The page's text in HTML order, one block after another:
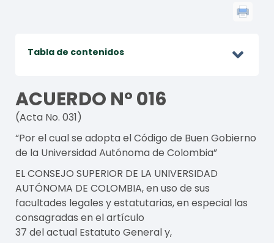
Tabla de contenidos
ACUERDO N° 016
(Acta No. 031)
“Por el cual se adopta el Código de Buen Gobierno
de la Universidad Autónoma de Colombia”
EL CONSEJO SUPERIOR DE LA UNIVERSIDAD
AUTÓNOMA DE COLOMBIA, en uso de sus
facultades legales y estatutarias, en especial las
consagradas en el artículo
37 del actual Estatuto General y,